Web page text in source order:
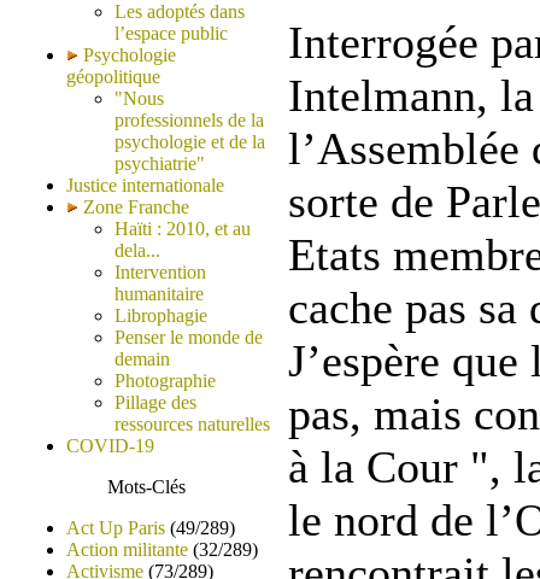
Les adoptés dans
l’espace public
Psychologie
géopolitique
"Nous
professionnels de la
psychologie et de la
psychiatrie"
Justice internationale
Zone Franche
Haïti : 2010, et au
dela...
Intervention
humanitaire
Librophagie
Penser le monde de
demain
Photographie
Pillage des
ressources naturelles
COVID-19
Mots-Clés
Act Up Paris (49/289)
Action militante (32/289)
Activisme (73/289)
Interrogée
Intelmann,
l’Assemblée
sorte de
Etats
cache pas
J’espère
pas, mais
à la Cour ",
le nord de